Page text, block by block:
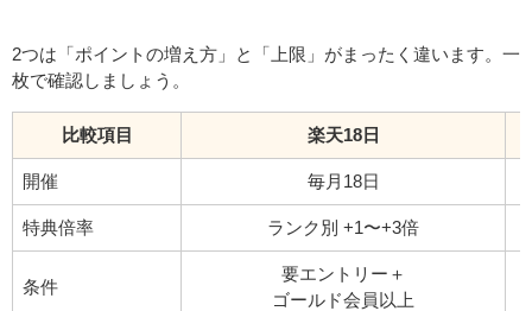
2つは「ポイントの増え方」と「上限」がまったく違います。一
枚で確認しましょう。
比較項目 楽天18日
開催 毎月18日
特典倍率 ランク別 +1〜+3倍
条件
要エントリー＋
ゴールド会員以上